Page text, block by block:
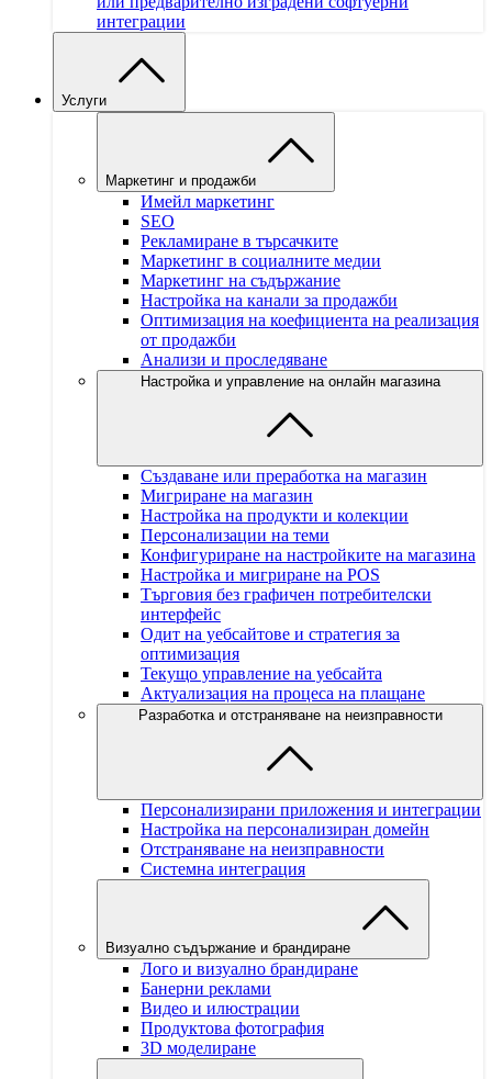
интеграции
Услуги
Маркетинг и продажби
Имейл маркетинг
SEO
Рекламиране в търсачките
Маркетинг в социалните медии
Маркетинг на съдържание
Настройка на канали за продажби
Оптимизация на коефициента на реализация
от продажби
Анализи и проследяване
Настройка и управление на онлайн магазина
Създаване или преработка на магазин
Мигриране на магазин
Настройка на продукти и колекции
Персонализации на теми
Конфигуриране на настройките на магазина
Настройка и мигриране на POS
Търговия без графичен потребителски
интерфейс
Одит на уебсайтове и стратегия за
оптимизация
Текущо управление на уебсайта
Актуализация на процеса на плащане
Разработка и отстраняване на неизправности
Персонализирани приложения и интеграции
Настройка на персонализиран домейн
Отстраняване на неизправности
Системна интеграция
Визуално съдържание и брандиране
Лого и визуално брандиране
Банерни реклами
Видео и илюстрации
Продуктова фотография
3D моделиране